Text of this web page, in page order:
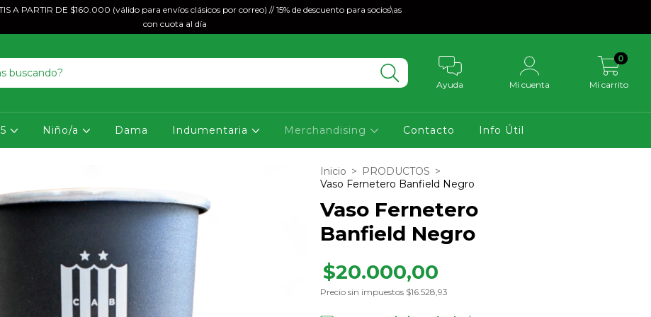
A PARTIR DE $160.000 (válido para envíos clásicos por correo) // 15% de descuento para socios\as
con cuota al día
Ayuda Mi cuenta Mi carrito
0
Niño/a Dama Indumentaria Merchandising Contacto Info Útil
Inicio > PRODUCTOS >
Vaso Fernetero Banfield Negro
Vaso Fernetero
Banfield Negro
$20.000,00
Precio sin impuestos $16.528,93